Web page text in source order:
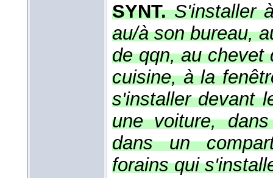
SYNT.S'installer
au/à son bureau,
de qqn, au chevet
cuisine, à la
s'installer devant
une voiture,
dans un
forains qui